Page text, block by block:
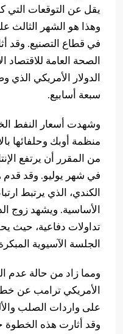
وهذا هو الشهر الثالث
في قطاع التصنيع. وقد
الصحة العامة
الدولار الأمريكي
سبعة أسابيع.
وشهدت أسعار النفط
منظمة أوبك وحلفائها
في شهر يوليو. وقد قدم
الكندي، الذي يرتبط
الأساسية. ويشهد زوج
الجلسة الآسيوية
ومما زاد من حالة عدم
الأمريكي ترامب عن
على واردات الصلب
وقد أثارت هذه الخطوة